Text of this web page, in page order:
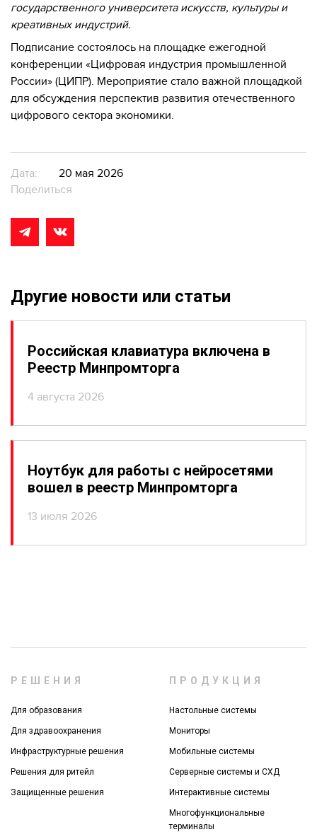
государственного университета искусств, культуры и
креативных индустрий.
Подписание состоялось на площадке ежегодной
конференции «Цифровая индустрия промышленной
России» (ЦИПР). Мероприятие стало важной площадкой
для обсуждения перспектив развития отечественного
цифрового сектора экономики.
Дата:
20 мая 2026
Поделиться
Другие новости или статьи
Российская клавиатура включена в
Реестр Минпромторга
4 августа 2026
Ноутбук для работы с нейросетями
вошел в реестр Минпромторга
13 июля 2026
РЕШЕНИЯ
Для образования
Для здравоохранения
Инфраструктурные решения
Решения для ритейл
Защищенные решения
ПРОДУКЦИЯ
Настольные системы
Мониторы
Мобильные системы
Серверные системы и СХД
Интерактивные системы
Многофункциональные
терминалы